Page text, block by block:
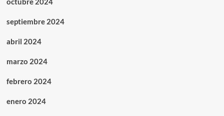
septiembre 2024
abril 2024
marzo 2024
febrero 2024
enero 2024